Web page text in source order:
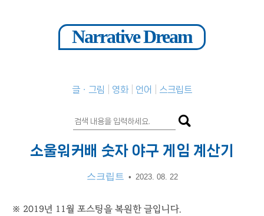
Narrative Dream
글ㆍ그림 영화 언어 스크립트
소울워커배 숫자 야구 게임 계산기
스크립트 • 2023. 08. 22
※ 2019년 11월 포스팅을 복원한 글입니다.